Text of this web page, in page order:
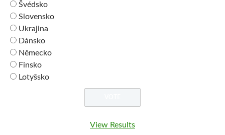
Švédsko
Slovensko
Ukrajina
Dánsko
Německo
Finsko
Lotyšsko
View Results